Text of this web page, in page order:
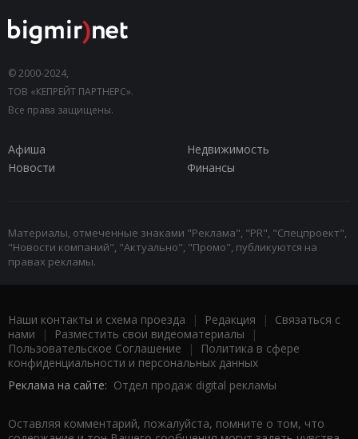
© 2000-2024,
ТОВ «КЕПРЕЙТ ПАРТНЕРС».
Все права защищены.
Афиша
Недвижимость
Новости
Финансы
Материалы, отмеченные знаками "Реклама", "PR", "Спецпроект",
"Новости компаний", "Актуально", "Промо", публикуются на
правах рекламы.
Наши контакты и схема проезда | Редакция | Связаться с
нами | Разместить свои видеоматериалы |
Пользовательское Соглашение |
Политика в сфере
конфиденциальности и персональных данных
Реклама на сайте: Отдел продаж digital рекламы
Оставляя комментарий, пожалуйста, помните о том, что